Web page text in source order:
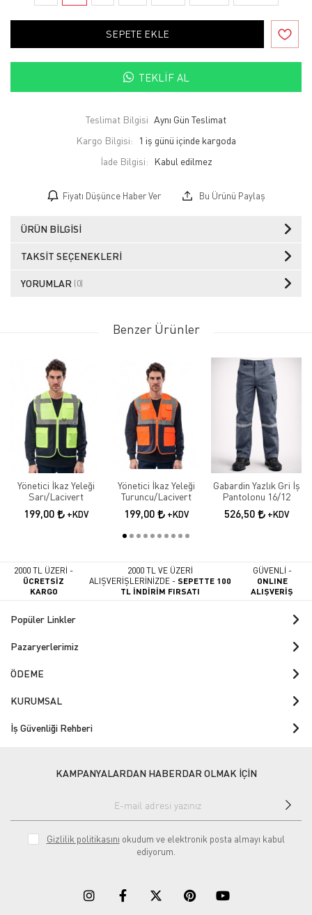
SEPETE EKLE
TEKLIF AL
Teslimat Bilgisi Aynı Gün Teslimat
Kargo Bilgisi:
1 iş günü içinde kargoda
İade Bilgisi:
Fiyatı Düşünce Haber Ver Bu Ürünü Paylaş
ÜRÜN BILGISI
TAKSIT SEÇENEKLERI
YORUMLAR (0)
Benzer Ürünler
Yönetici İkaz Yeleği
Sarı/Lacivert
199,00 +KDV
Yönetici İkaz Yeleği
Turuncu/Lacivert
199,00 +KDV
Gabardin Yazlık Gri İş
Pantolonu 16/12
526,50 +KDV
2000 TL ÜZERİ -
ÜCRETSİZ
KARGO
2000 TL VE ÜZERİ
ALIŞVERİŞLERİNİZDE -SEPETTE 100
TL İNDİRİM FIRSATI
GÜVENLİ -
ONLINE
ALIŞVERİŞ
Popüler Linkler
Pazaryerlerimiz
ÖDEME
KURUMSAL
İş Güvenliği Rehberi
KAMPANYALARDAN HABERDAR OLMAK İÇİN
Gizlilik politikasını okudum ve elektronik posta almayı kabul
ediyorum.